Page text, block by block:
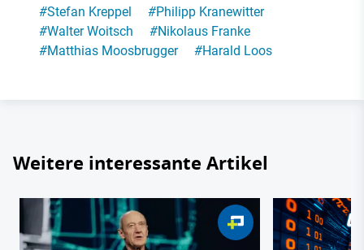
#Stefan Kreppel #Philipp Kranewitter
#Walter Woitsch #Nikolaus Franke
#Matthias Moosbrugger #Harald Loos
Weitere interessante Artikel